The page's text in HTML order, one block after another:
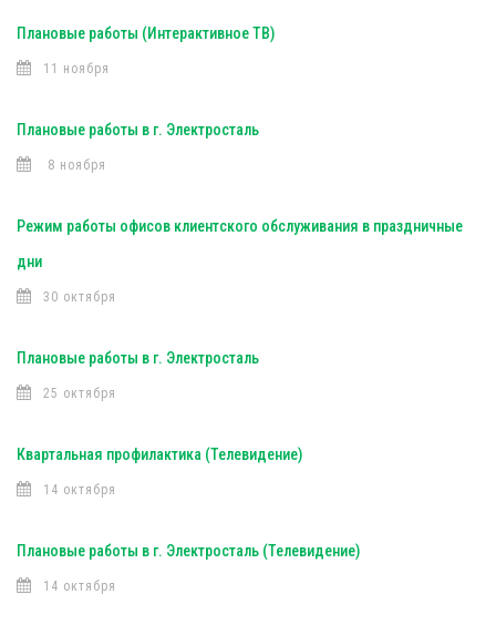
Плановые работы (Интерактивное ТВ)
11 ноября
Плановые работы в г. Электросталь
8 ноября
Режим работы офисов клиентского обслуживания в праздничные
дни
30 октября
Плановые работы в г. Электросталь
25 октября
Квартальная профилактика (Телевидение)
14 октября
Плановые работы в г. Электросталь (Телевидение)
14 октября